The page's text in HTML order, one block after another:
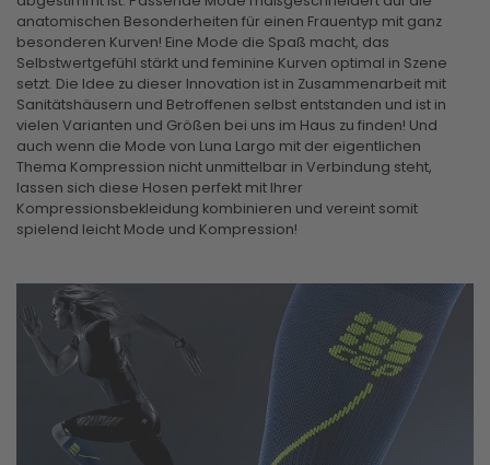
anatomischen Besonderheiten für einen Frauentyp mit ganz
besonderen Kurven! Eine Mode die Spaß macht, das
Selbstwertgefühl stärkt und feminine Kurven optimal in Szene
setzt. Die Idee zu dieser Innovation ist in Zusammenarbeit mit
Sanitätshäusern und Betroffenen selbst entstanden und ist in
vielen Varianten und Größen bei uns im Haus zu finden! Und
auch wenn die Mode von Luna Largo mit der eigentlichen
Thema Kompression nicht unmittelbar in Verbindung steht,
lassen sich diese Hosen perfekt mit Ihrer
Kompressionsbekleidung kombinieren und vereint somit
spielend leicht Mode und Kompression!